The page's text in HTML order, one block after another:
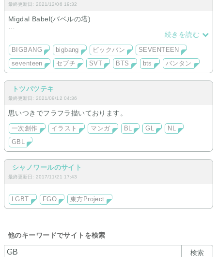
最終更新日: 2021/12/06 19:32
Migdal Babel(バベルの塔)
天にまで届かようとした人間の行いが、神の怒りを買い
それまで一つだった言語がバラバラにされてしまった。
それ以降、人々は意思疎通が取れないため塔の建設が
頓挫してしまう。
このことから、バベルの塔が比喩的に
疑似的に経験・体験したい＿＿という製作者の想いで此処を設
立。
主に登場するメンバーとの夢物語を愉しむ場です。
【嫌韓 誹謗中傷 贋作目的 同性愛】どれかに当てはまる場合、
そっと退出をお勧め致します。
す。
どうか目を瞑っていただければ幸いです。
フォレストページの『眠り姫』が既ＨＰでございます。
続きを読む
BIGBANG bigbang ビックバン
SEVENTEEN
seventeen
セブチ SVT BTS bts バンタン
トツパツテキ
最終更新日: 2021/09/12 04:36
思いつきでフラフラ描いております。
一次創作 イラスト マンガ BL GL
NL
GBL
シャノワールのサイト
最終更新日: 2017/11/21 17:43
LGBT FGO 東方Project
他のキーワードでサイトを検索
検索